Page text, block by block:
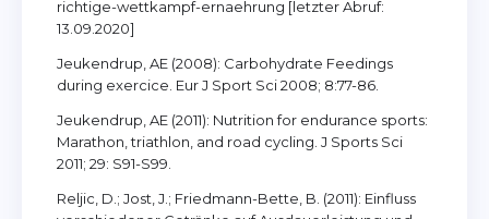
richtige-wettkampf-ernaehrung [letzter Abruf:
13.09.2020]
Jeukendrup, AE (2008): Carbohydrate Feedings
during exercice. Eur J Sport Sci 2008; 8:77-86.
Jeukendrup, AE (2011): Nutrition for endurance sports:
Marathon, triathlon, and road cycling. J Sports Sci
2011; 29: S91-S99.
Reljic, D.; Jost, J.; Friedmann-Bette, B. (2011): Einfluss